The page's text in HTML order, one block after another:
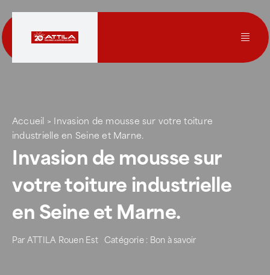
au
contenu
Nos services
Nos agences
Rejoignez-nous
Accueil > Invasion de mousse sur votre toiture
industrielle en Seine et Marne.
Invasion de mousse sur
votre toiture industrielle
en Seine et Marne.
ParATTILA Rouen Est Catégorie : Bon à savoir